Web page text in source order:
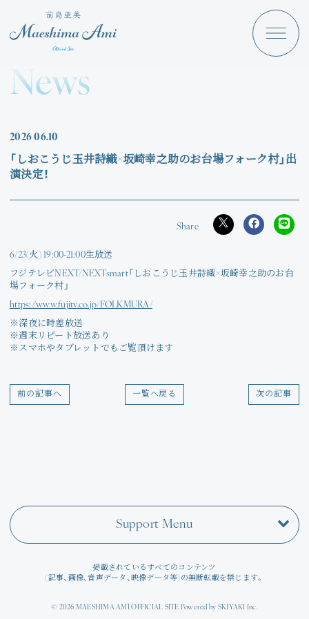
Maeshima Ami Discography
News
Angraecum Login
Photo
Movie
回想録
News
202606.10
「しおこうじ玉井詩織×坂崎幸之助のお台場フォーク村」出
演決定！
6/23(火) 19:00-21:00生放送
フジテレビNEXT/NEXTsmart「しおこうじ玉井詩織×坂崎幸之助のお台
場フォーク村」
https://www.fujitv.co.jp/FOLKMURA/
※深夜に時差放送
※週末リピート放送あり
※スマホやタブレットでもご覧頂けます
次の記事
一覧へ戻る
前の記事へ
Support Menu
掲載されているすべてのコンテンツ
(記事、画像、音声データ、映像データ等)の無断転載を禁じます。
© 2026 MAESHIMA AMI OFFICIAL SITE Powered by SKIYAKI Inc.